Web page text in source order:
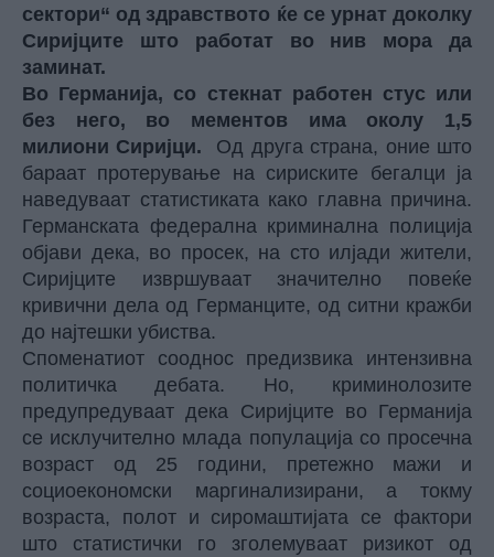
сектори“ од здравството ќе се урнат доколку
Сиријците што работат во нив мора да
заминат.
Во Германија, со стекнат работен стус или
без него, во мементов има околу 1,5
милиони Сиријци. Од друга страна, оние што
бараат протерување на сириските бегалци ја
наведуваат статистиката како главна причина.
Германската федерална криминална полиција
објави дека, во просек, на сто илјади жители,
Сиријците извршуваат значително повеќе
кривични дела од Германците, од ситни кражби
до најтешки убиства.
Споменатиот сооднос предизвика интензивна
политичка дебата. Но, криминолозите
предупредуваат дека Сиријците во Германија
се исклучително млада популација со просечна
возраст од 25 години, претежно мажи и
социоекономски маргинализирани, а токму
возраста, полот и сиромаштијата се фактори
што статистички го зголемуваат ризикот од